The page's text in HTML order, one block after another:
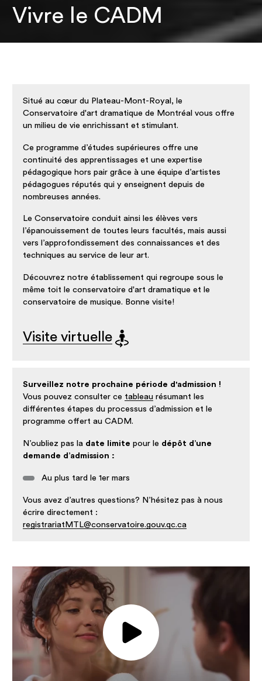
Vivre le CADM
Situé au cœur du Plateau-Mont-Royal, le
Conservatoire d'art dramatique de Montréal vous offre
un milieu de vie enrichissant et stimulant.
Ce programme d’études supérieures offre une
continuité des apprentissages et une expertise
pédagogique hors pair grâce à une équipe d’artistes
pédagogues réputés qui y enseignent depuis de
nombreuses années.
Le Conservatoire conduit ainsi les élèves vers
l’épanouissement de toutes leurs facultés, mais aussi
vers l’approfondissement des connaissances et des
techniques au service de leur art.
Découvrez notre établissement qui regroupe sous le
même toit le conservatoire d'art dramatique et le
conservatoire de musique. Bonne visite!
Visite virtuelle
Surveillez notre prochaine période d'admission !
Vous pouvez consulter ce tableau résumant les
différentes étapes du processus d’admission et le
programme offert au CADM.
N’oubliez pas la date limite pour le dépôt d’une
demande d’admission :
Au plus tard le 1er mars
Vous avez d’autres questions? N’hésitez pas à nous
écrire directement :
registrariatMTL@conservatoire.gouv.qc.ca
Jouer la vidéo